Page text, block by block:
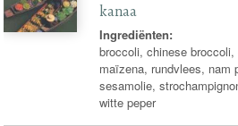
kanaa
Ingrediënten:
broccoli, chinese
maïzena, rundvlees, nam
sesamolie,
witte peper